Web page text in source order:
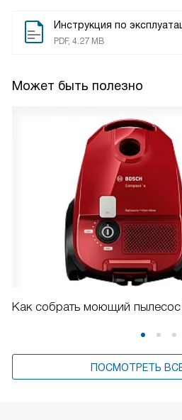
Инструкция по
PDF, 4.27 MB
Может быть полезно
Как собрать моющий
ПОСМОТРЕТЬ